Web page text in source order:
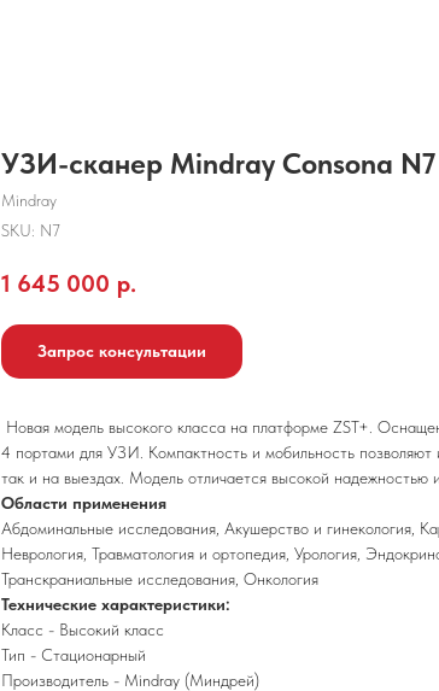
УЗИ-сканер Mindray Consona N7
Mindray
SKU: N7
1 645 000 р.
Запрос консультации
Новая модель высокого класса на платформе ZST+.
4 портами для УЗИ. Компактность и мобильность позволяют
так и на выездах. Модель отличается высокой надежностью
Области применения
Абдоминальные исследования, Акушерство и гинекология,
Неврология, Травматология и ортопедия, Урология,
Транскраниальные исследования, Онкология
Технические характеристики:
Класс - Высокий класс
Тип - Стационарный
Производитель - Mindray (Миндрей)